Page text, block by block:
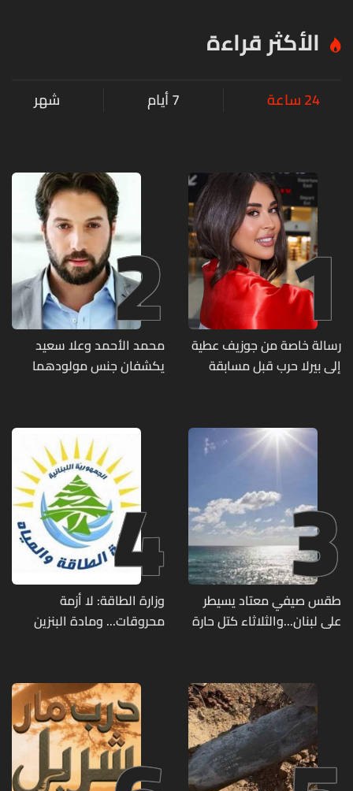
الأكثر قراءة
24 ساعة 7 أيام شهر
1
رسالة خاصة من جوزيف عطية
إلى بيرلا حرب قبل مسابقة
2
محمد الأحمد وعلا سعيد
يكشفان جنس مولودهما
3
طقس صيفي معتاد يسيطر
على لبنان...والثلاثاء كتل حارة
4
وزارة الطاقة: لا أزمة
محروقات... ومادة البنزين